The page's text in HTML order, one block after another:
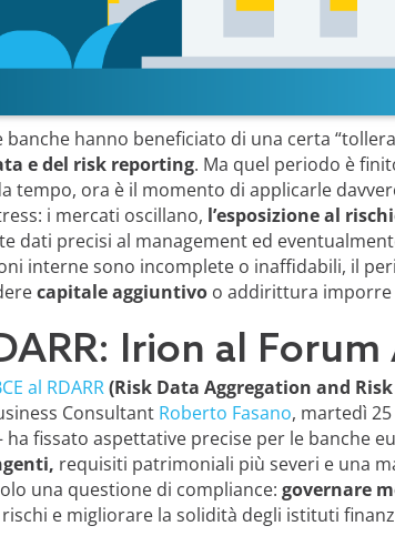
banche hanno beneficiato di una certa
e del risk reporting. Ma quel periodo è
tempo, ora è il momento di applicarle
i mercati oscillano, l’esposizione al
dati precisi al management ed
interne sono incomplete o inaffidabili, il
capitale aggiuntivoo addirittura imporre
Irion al Forum
al RDARR(Risk Data Aggregation and
Consultant Roberto Fasano, martedì
ha fissato aspettative precise per le banche
requisiti patrimoniali più severi e una
una questione di compliance: governare
e migliorare la solidità degli istituti